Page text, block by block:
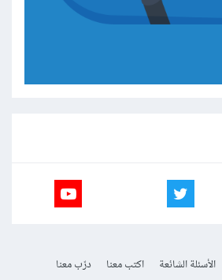
الأسئلة الشائعة اكتب معنا
درّب معنا